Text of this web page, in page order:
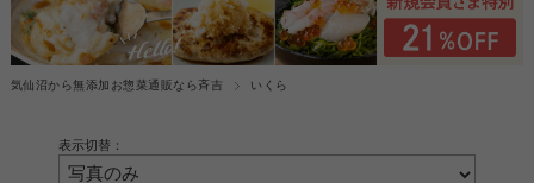
気仙沼から無添加お惣菜通販なら斉吉 いくら
表示切替：